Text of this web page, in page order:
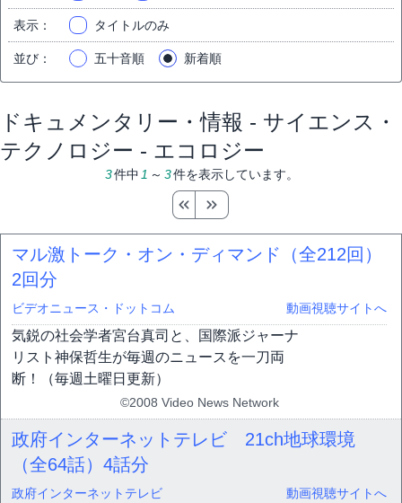
表示 ： タイトルのみ
並び ： 五十音順 新着順
ドキュメンタリー・情報 - サイエンス・
テクノロジー - エコロジー
3件中 1 ～ 3件を表示しています。
マル激トーク・オン・ディマンド（全212回）
2回分
ビデオニュース・ドットコム 動画視聴サイトへ
気鋭の社会学者宮台真司と、国際派ジャーナ
リスト神保哲生が毎週のニュースを一刀両
断！（毎週土曜日更新）
©2008 Video News Network
政府インターネットテレビ 21ch地球環境
（全64話） 4話分
政府インターネットテレビ 動画視聴サイトへ